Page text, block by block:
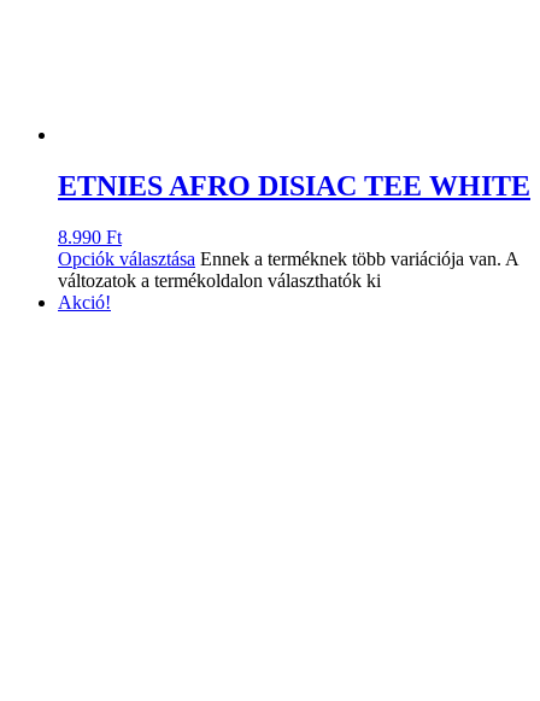
ETNIES AFRO DISIAC TEE WHITE
8.990 Ft
Opciók választása Ennek a terméknek több variációja van. A
változatok a termékoldalon választhatók ki
Akció!